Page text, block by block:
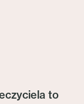
to